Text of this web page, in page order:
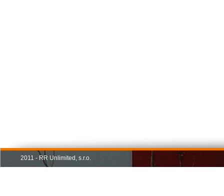
2011 - RR Unlimited, s.r.o.